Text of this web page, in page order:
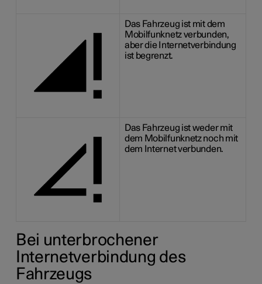
Das Fahrzeug ist mit dem
Mobilfunknetz verbunden,
aber die Internetverbindung
ist begrenzt.
Das Fahrzeug ist weder mit
dem Mobilfunknetz noch mit
dem Internet verbunden.
Bei unterbrochener
Internetverbindung des
Fahrzeugs